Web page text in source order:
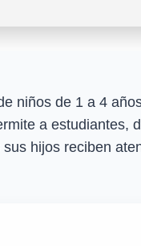
niños de 1 a 4
a estudiantes,
hijos reciben